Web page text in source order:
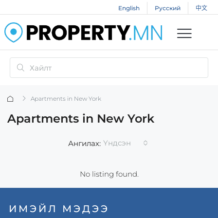
English Русский 中文
Apartments in New York
Apartments in New York
Ангилах: Үндсэн
No listing found.
ИМЭЙЛ МЭДЭЭ